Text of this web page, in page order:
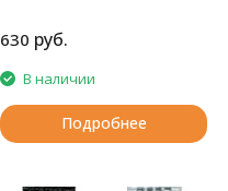
630 руб.
В наличии
Подробнее